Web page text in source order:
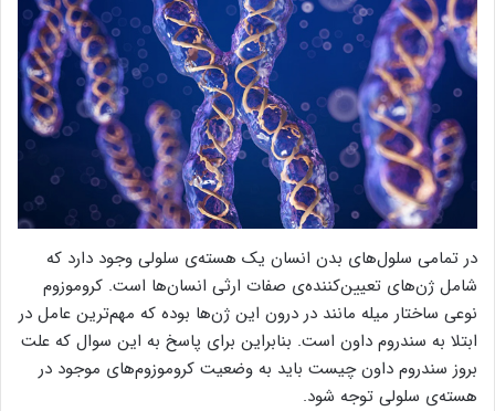
در تمامی سلول‌های بدن انسان یک هسته‌ی سلولی وجود دارد که
شامل ژن‌های تعیین‌کننده‌ی صفات ارثی انسان‌ها است. کروموزوم‌
نوعی ساختار میله‌ مانند در درون این ژن‌ها بوده که مهم‌ترین عامل در
ابتلا به سندروم داون است. بنابراین برای پاسخ به این سوال که علت
بروز سندروم داون چیست باید به وضعیت کروموزوم‌های موجود در
هسته‌ی سلولی توجه شود.